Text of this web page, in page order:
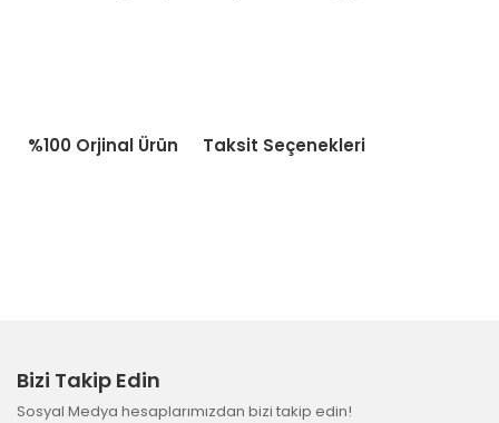
%100 Orjinal Ürün Taksit Seçenekleri
Bizi Takip Edin
Sosyal Medya hesaplarımızdan bizi takip edin!